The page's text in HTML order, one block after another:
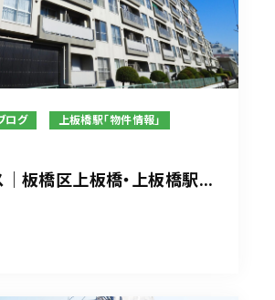
ログ 上板橋駅「物件情報」
板橋区上板橋・上板橋駅...